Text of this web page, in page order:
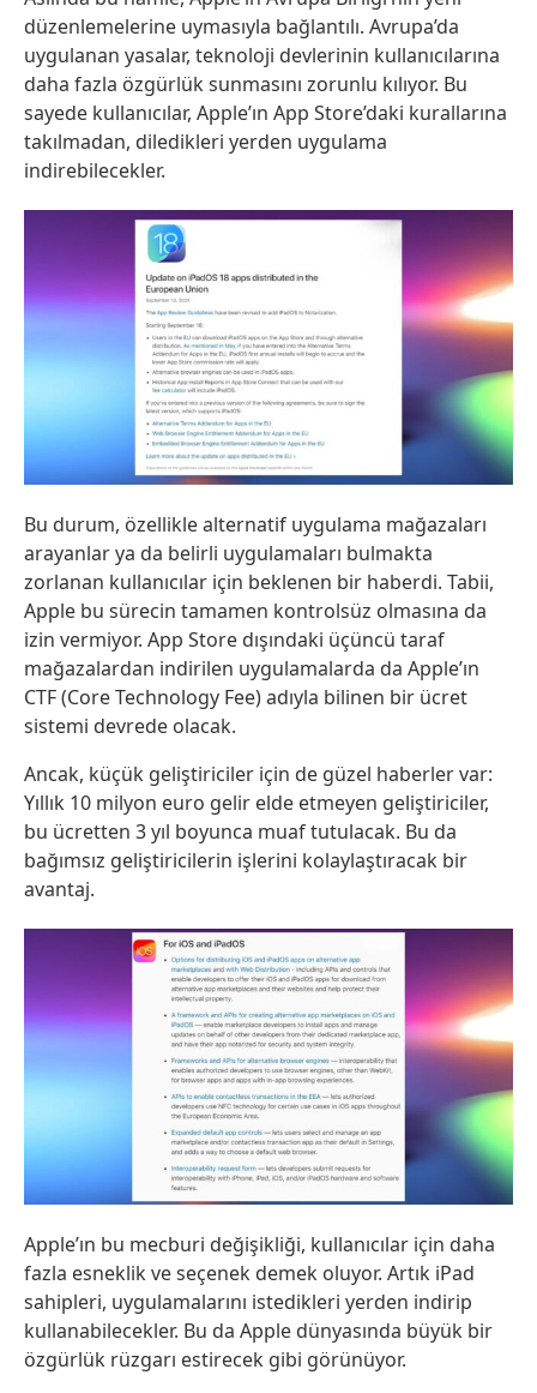
düzenlemelerine uymasıyla bağlantılı. Avrupa’da
uygulanan yasalar, teknoloji devlerinin kullanıcılarına
daha fazla özgürlük sunmasını zorunlu kılıyor. Bu
sayede kullanıcılar, Apple’ın App Store’daki kurallarına
takılmadan, diledikleri yerden uygulama
indirebilecekler.
Bu durum, özellikle alternatif uygulama mağazaları
arayanlar ya da belirli uygulamaları bulmakta
zorlanan kullanıcılar için beklenen bir haberdi. Tabii,
Apple bu sürecin tamamen kontrolsüz olmasına da
izin vermiyor. App Store dışındaki üçüncü taraf
mağazalardan indirilen uygulamalarda da Apple’ın
CTF (Core Technology Fee) adıyla bilinen bir ücret
sistemi devrede olacak.
Ancak, küçük geliştiriciler için de güzel haberler var:
Yıllık 10 milyon euro gelir elde etmeyen geliştiriciler,
bu ücretten 3 yıl boyunca muaf tutulacak. Bu da
bağımsız geliştiricilerin işlerini kolaylaştıracak bir
avantaj.
Apple’ın bu mecburi değişikliği, kullanıcılar için daha
fazla esneklik ve seçenek demek oluyor. Artık iPad
sahipleri, uygulamalarını istedikleri yerden indirip
kullanabilecekler. Bu da Apple dünyasında büyük bir
özgürlük rüzgarı estirecek gibi görünüyor.